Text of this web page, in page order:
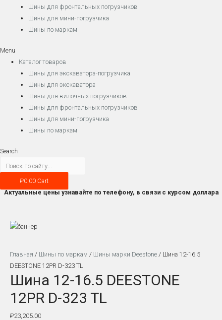
Шины для фронтальных погрузчиков
Шины для мини-погрузчика
Шины по маркам
Menu
Каталог товаров
Шины для экскаватора-погрузчика
Шины для экскаватора
Шины для вилочных погрузчиков
Шины для фронтальных погрузчиков
Шины для мини-погрузчика
Шины по маркам
Search
₽0.00 Cart
Актуальные цены узнавайте по телефону, в связи с курсом доллара
Главная / Шины по маркам / Шины марки Deestone / Шина 12-16.5
DEESTONE 12PR D-323 TL
Шина 12-16.5 DEESTONE
12PR D-323 TL
₽23,205.00